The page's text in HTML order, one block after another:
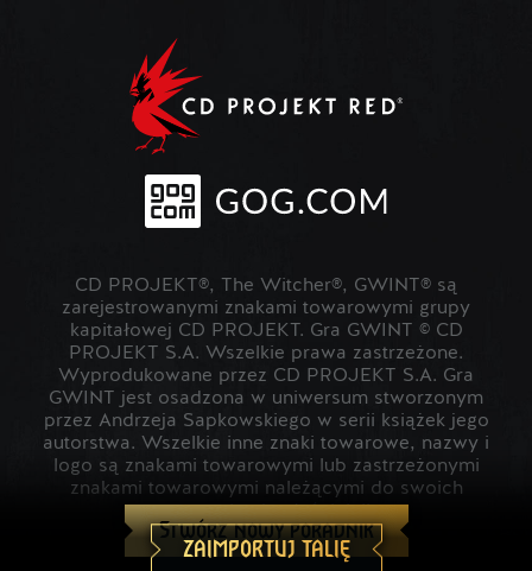
Stwórz nowy poradnik
ZAIMPORTUJ TALIĘ
CD PROJEKT®, The Witcher®, GWINT® są
zarejestrowanymi znakami towarowymi grupy
kapitałowej CD PROJEKT. Gra GWINT © CD
PROJEKT S.A. Wszelkie prawa zastrzeżone.
Wyprodukowane przez CD PROJEKT S.A. Gra
GWINT jest osadzona w uniwersum stworzonym
przez Andrzeja Sapkowskiego w serii książek jego
autorstwa. Wszelkie inne znaki towarowe, nazwy i
logo są znakami towarowymi lub zastrzeżonymi
znakami towarowymi należącymi do swoich
prawowitych właścicieli.